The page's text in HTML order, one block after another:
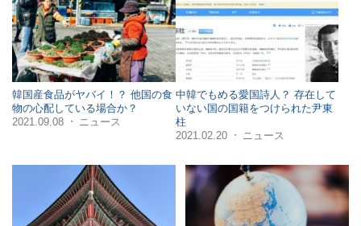
韓国産食品がヤバイ！？ 他国の食
物の心配している場合か？
2021.09.08
・ ニュース
中韓でもめる愛国詩人？ 存在して
いない国の国籍をつけられた尹東
柱
2021.02.20
・ ニュース